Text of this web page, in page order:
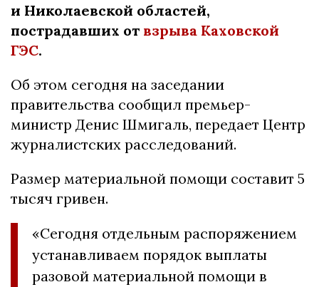
и Николаевской областей,
пострадавших от взрыва Каховской
ГЭС.
Об этом сегодня на заседании
правительства сообщил премьер-
министр Денис Шмигаль, передает Центр
журналистских расследований.
Размер материальной помощи составит 5
тысяч гривен.
«Сегодня отдельным распоряжением
устанавливаем порядок выплаты
разовой материальной помощи в